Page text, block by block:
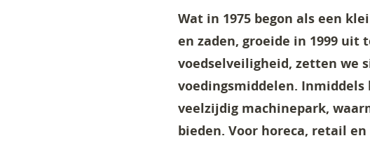
Wat in 1975 begon als een
en zaden, groeide in 1999 uit
voedselveiligheid, zetten we
voedingsmiddelen.
veelzijdig machinepark,
bieden. Voor horeca, retail